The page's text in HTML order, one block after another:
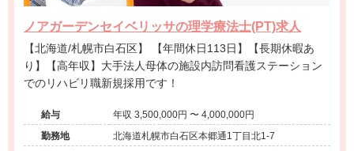
ノアガーデンセイベリッサの理学療法士(PT)求人
【北海道/札幌市白石区】 【年間休日113日】【長期休暇あ
り】【高年収】大手法人母体の施設内訪問看護ステーション
でのリハビリ職新規採用です！
給与
年収 3,500,000円 〜 4,000,000円
勤務地
北海道札幌市白石区本郷通1丁目北1-7